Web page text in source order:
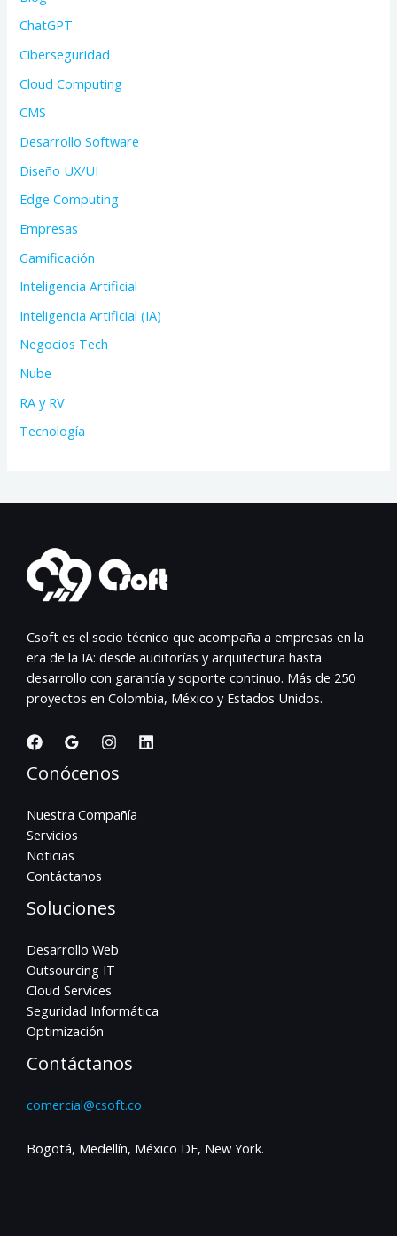
ChatGPT
Ciberseguridad
Cloud Computing
CMS
Desarrollo Software
Diseño UX/UI
Edge Computing
Empresas
Gamificación
Inteligencia Artificial
Inteligencia Artificial (IA)
Negocios Tech
Nube
RA y RV
Tecnología
Csoft es el socio técnico que acompaña a empresas en la
era de la IA: desde auditorías y arquitectura hasta
desarrollo con garantía y soporte continuo. Más de 250
proyectos en Colombia, México y Estados Unidos.
Conócenos
Nuestra Compañía
Servicios
Noticias
Contáctanos
Soluciones
Desarrollo Web
Outsourcing IT
Cloud Services
Seguridad Informática
Optimización
Contáctanos
comercial@csoft.co
Bogotá, Medellín, México DF, New York.